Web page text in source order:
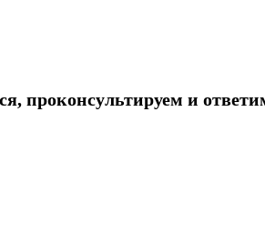
проконсультируем и